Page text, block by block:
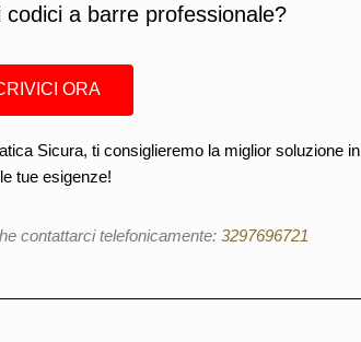
a barre professionale?
ORA
Sicura, ti consiglieremo la miglior soluzione in
tue esigenze!
contattarci telefonicamente: 3297696721